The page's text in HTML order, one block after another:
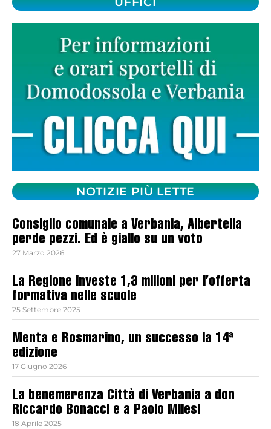
NOTIZIE PIÙ LETTE
Consiglio comunale a Verbania, Albertella
perde pezzi. Ed è giallo su un voto
27 Marzo 2026
La Regione investe 1,3 milioni per l’offerta
formativa nelle scuole
25 Settembre 2025
Menta e Rosmarino, un successo la 14ª
edizione
17 Giugno 2026
La benemerenza Città di Verbania a don
Riccardo Bonacci e a Paolo Milesi
18 Aprile 2025